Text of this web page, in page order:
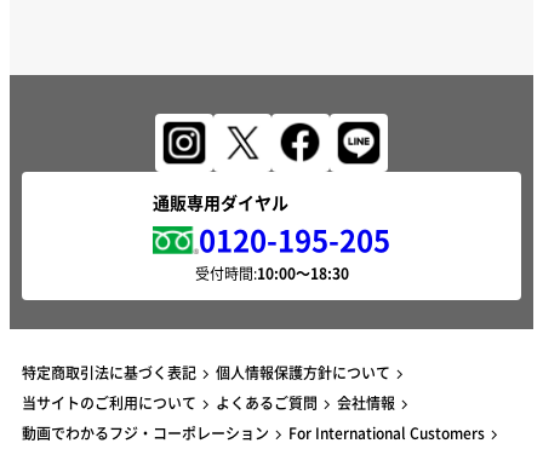
通販専用ダイヤル
0120-195-205
受付時間:
特定商取引法に基づく表記
個人情報保護方針について
当サイトのご利用について
よくあるご質問
会社情報
動画でわかるフジ・コーポレーション
For International Customers